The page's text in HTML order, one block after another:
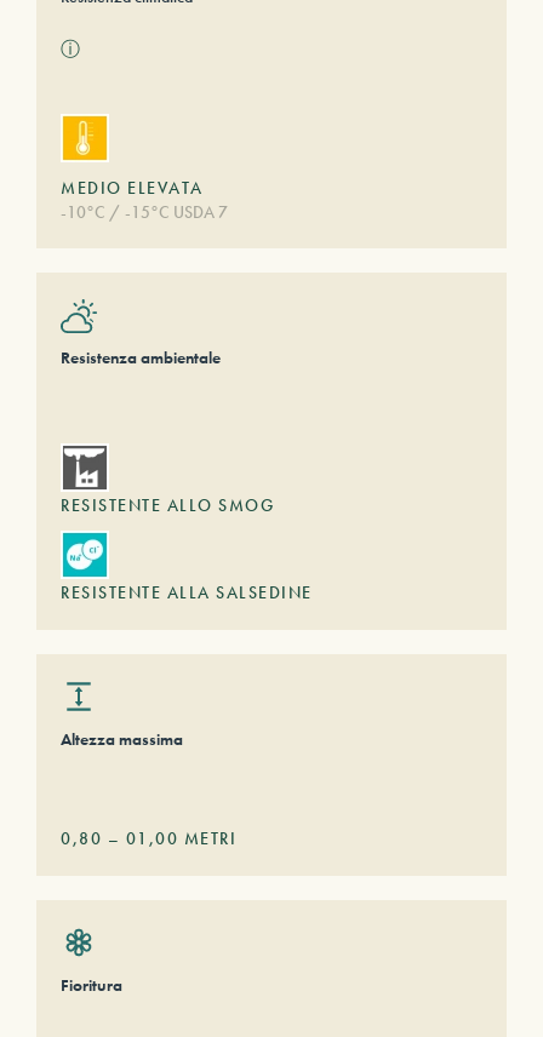
ⓘ
MEDIO ELEVATA
-10°C / -15°C USDA 7
Resistenza ambientale
RESISTENTE ALLO SMOG
RESISTENTE ALLA SALSEDINE
Altezza massima
0,80 – 01,00 METRI
Fioritura